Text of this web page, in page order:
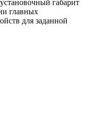
габарит
главных
для заданной